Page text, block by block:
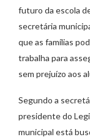
futuro da escola
secretária
que as famílias
trabalha para
sem prejuízo aos
Segundo a
presidente do
municipal está